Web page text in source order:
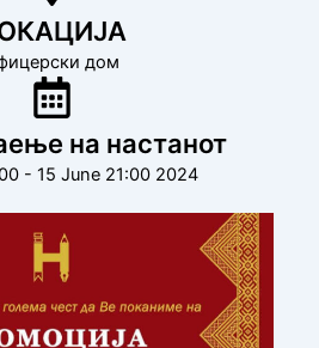
дом
на настанот
- 15 June 21:00 2024